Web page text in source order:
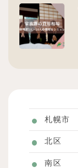
札幌市
北区
南区